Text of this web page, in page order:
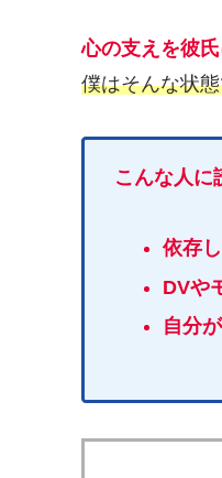
心の支えを彼
僕はそんな状
こんな人に
依存
DVや
自分